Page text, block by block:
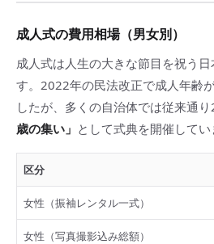
成人式の費用相場（男女別）
成人式は人生の大きな節目を祝う
す。2022年の民法改正で成人年齢
したが、多くの自治体では従来通
歳の集い」 として式典を開催してい
区分
女性（振袖レンタル一式）
女性（写真撮影込み総額）